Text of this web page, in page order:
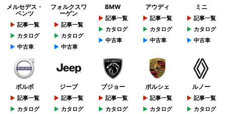
メルセデス・
ベンツ
記事一覧
カタログ
中古車
フォルクスワ
ーゲン
記事一覧
カタログ
中古車
BMW
記事一覧
カタログ
中古車
アウディ
記事一覧
カタログ
中古車
ミニ
記事一覧
カタログ
中古車
ボルボ
記事一覧
カタログ
ジープ
記事一覧
カタログ
プジョー
記事一覧
カタログ
ポルシェ
記事一覧
カタログ
ルノー
記事一覧
カタログ